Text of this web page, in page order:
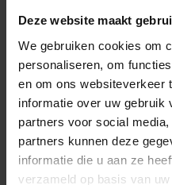
Deze website maakt
We gebruiken cookies om
personaliseren, om
en om ons websiteverkeer
informatie over uw gebruik
partners voor social
partners kunnen deze
informatie die u aan ze
verzameld op basis van
E-